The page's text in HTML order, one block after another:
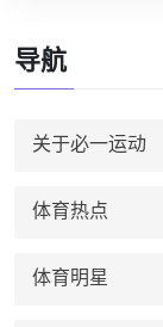
导航
关于必一运动
体育热点
体育明星